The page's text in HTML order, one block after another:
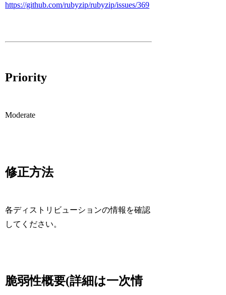
https://github.com/rubyzip/rubyzip/issues/369
Priority
Moderate
修正方法
各ディストリビューションの情報を確認
してください。
脆弱性概要(詳細は一次情